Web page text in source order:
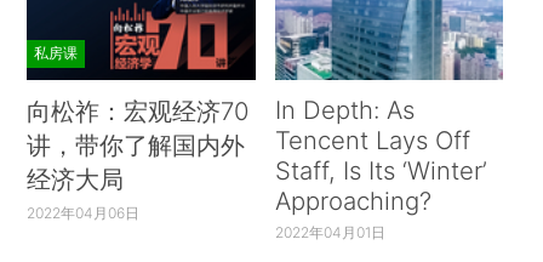
私房课
向松祚：宏观经济70
讲，带你了解国内外
经济大局
2022年04月06日
In Depth: As
Tencent Lays Off
Staff, Is Its ‘Winter’
Approaching?
2022年04月01日